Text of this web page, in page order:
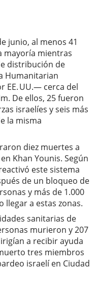
junio, al menos 41
mayoría mientras
distribución de
Humanitarian
EE. UU.— cerca del
De ellos, 25 fueron
israelíes y seis más
la misma
diez muertes a
Khan Younis. Según
este sistema
de un bloqueo de
y más de 1.000
a estas zonas.
sanitarias de
murieron y 207
a recibir ayuda
tres miembros
israelí en Ciudad